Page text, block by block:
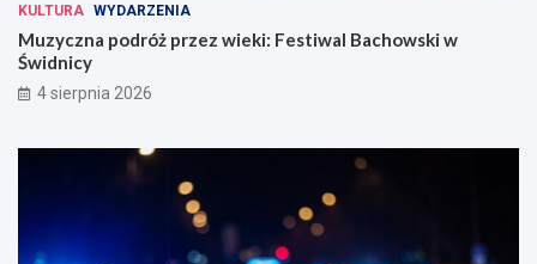
KULTURA WYDARZENIA
Muzyczna podróż przez wieki: Festiwal Bachowski w
Świdnicy
4 sierpnia 2026